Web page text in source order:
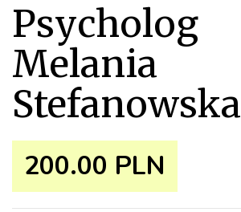
Psycholog
Melania
Stefanowska
200.00 PLN